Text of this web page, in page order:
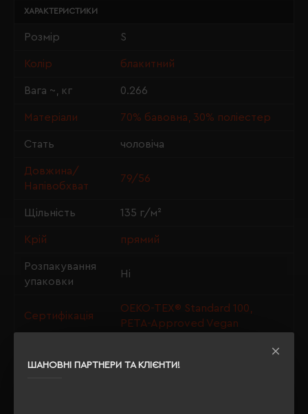
ШАНОВНІ ПАРТНЕРИ ТА КЛІЄНТИ!
ХАРАКТЕРИСТИКИ
Розмір S
Колір блакитний
Вага ~, кг 0.266
Матеріали 70% бавовна, 30% поліестер
Стать чоловіча
Довжина/
Напівобхват
79/56
Щільність 135 г/м²
Крій прямий
Розпакування
упаковки
Ні
Сертифікація
OEKO-TEX® Standard 100,
PETA-Approved Vegan